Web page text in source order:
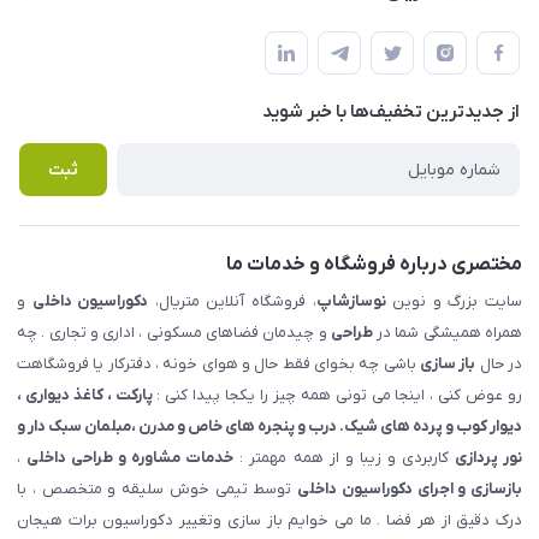
املاک مدنی - نوساز شاپ
لیست محصولات
درباره ما
قوانین و مقررات
حریم خصوصی
راهنما
پرسش های متداول
از جدید‌ترین تخفیف‌ها با‌ خبر شوید
ثبت
مختصری درباره فروشگاه و خدمات ما
سایت بزرگ و نویننوسازشاپ، فروشگاه آنلاین متریال، دکوراسیون داخلی و
همراه همیشگی شما درطراحی و چیدمان فضاهای مسکونی ، اداری و تجاری . چه
در حال باز سازی باشی چه بخوای فقط حال و هوای خونه ، دفترکار یا فروشگاهت
رو عوض کنی ، اینجا می تونی همه چیز را یکجا پیدا کنی :پارکت ، کاغذ دیواری ،
دیوار کوب و پرده های شیک. درب و پنجره های خاص و مدرن ،مبلمان سبک دار و
نور پردازی کاربردی و زیبا و از همه مهمتر : خدمات مشاوره و طراحی داخلی ،
بازسازی و اجرای دکوراسیون داخلی توسط تیمی خوش سلیقه و متخصص ، با
درک دقیق از هر فضا . ما می خوایم باز سازی وتغییر دکوراسیون برات هیجان